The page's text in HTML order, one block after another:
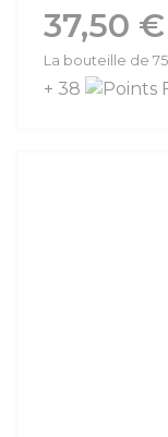
Prix
37,50 €
La bouteille de
+ 38